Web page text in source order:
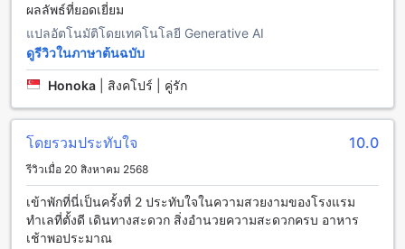
ห้องพักหลากหลายสไตล์ที่ คุ้มพญา รีสอร์ต แอนด์ สปา บูทิก คอล
เลกชัน
คุ้มพญา รีสอร์ต แอนด์ สปา บูทิก คอลเลกชัน มีตัวเลือกห้องพักที่
หลากหลายเพื่อตอบสนองความต้องการของผู้เข้าพัก ตั้งแต่ห้องดี
ลักซ์แบบลานนา ขนาด 44 ตารางเมตร ที่เหมาะสำหรับการพัก
ผ่อนอย่างสะดวกสบาย ไปจนถึงห้องพูลไซด์ที่สามารถเข้าถึงสระ
ว่ายน้ำได้โดยตรง สำหรับผู้ที่มองหาความหรูหราและความเป็น
ส่วนตัวก็มีห้องพักแบบวิลล่าขนาดใหญ่และพูลวิลล่าที่มีพื้นที่กว้าง
ขวางถึง 356 ตารางเมตร เพื่อให้คุณได้สัมผัสประสบการณ์พัก
ผ่อนที่ไม่เหมือนใคร การจองห้องพักเหล่านี้ผ่าน Agoda จะช่วยให้
คุณได้รับราคาที่ดีที่สุด พร้อมกับขั้นตอนการจองที่ง่ายและรวดเร็ว
ทำให้การวางแผนการเดินทางของคุณเป็นเรื่องง่ายและไร้กังวล
ผลลัพธ์ที่ยอดเยี่ยม
แปลอัตโนมัติโดยเทคโนโลยี Generative AI
ดูรีวิวในภาษาต้นฉบับ
Honoka สิงคโปร์ | คู่รัก
โดยรวมประทับใจ 10.0
รีวิวเมื่อ 20 สิงหาคม 2568
เข้าพักที่นี่เป็นครั้งที่ 2 ประทับใจในความสวยงามของโรงแรม
ทำเลที่ตั้งดี เดินทางสะดวก สิ่งอำนวยความสะดวกครบ อาหาร
เช้าพอประมาณ